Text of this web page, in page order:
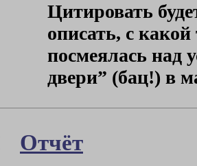
Цитировать
описать, с
посмеялась над
двери” (бац!) в
Отчёт